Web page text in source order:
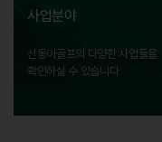
사업분야
신동아골프의 다양한 사업들을
확인하실 수 있습니다.